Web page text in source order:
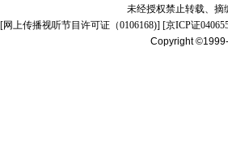
未经授权禁止转载、摘
[网上传播视听节目许可证（0106168)] [京ICP证
Copyright